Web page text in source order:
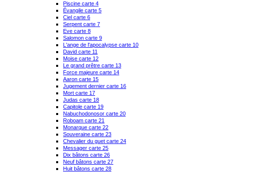
Piscine carte 4
Évangile carte 5
Ciel carte 6
Serpent carte 7
Eve carte 8
Salomon carte 9
L'ange de l'apocalypse carte 10
David carte 11
Moise carte 12
Le grand prêtre carte 13
Force majeure carte 14
Aaron carte 15
Jugement dernier carte 16
Mort carte 17
Judas carte 18
Capitole carte 19
Nabuchodonosor carte 20
Roboam carte 21
Monarque carte 22
Souveraine carte 23
Chevalier du guet carte 24
Messager carte 25
Dix bâtons carte 26
Neuf bâtons carte 27
Huit bâtons carte 28